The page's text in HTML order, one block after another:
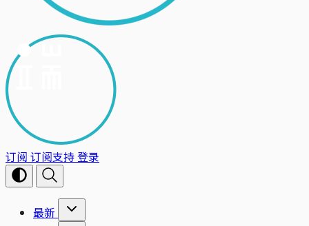
订阅 订阅支持登录
最新